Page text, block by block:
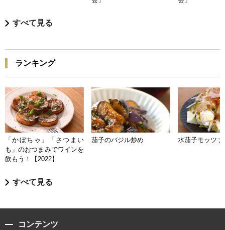
すべて見る
ランキング
「かぼちゃ」「さつまい
も」のおつまみでワインを
飲もう！【2022】
茄子のバジル炒め 水茄子モッツァ
すべて見る
コンテンツ